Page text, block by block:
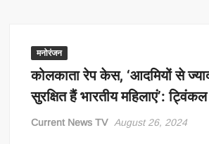
मनोरंजन
कोलकाता रेप केस, ‘आदमियों से
सुरक्षित हैं भारतीय महिलाएं’:
Current News TV August 26, 2024